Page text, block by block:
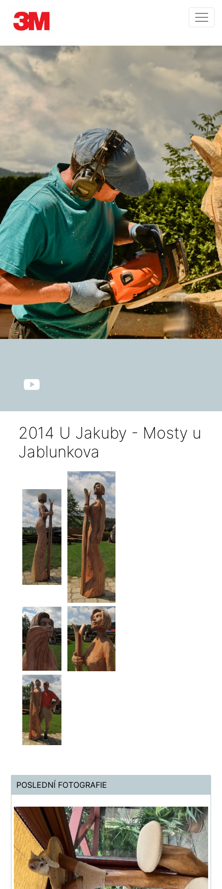
2014 U Jakuby - Mosty u
Jablunkova
POSLEDNÍ FOTOGRAFIE